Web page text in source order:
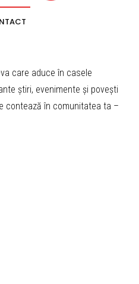
care aduce în casele
știri, evenimente și povești
contează în comunitatea ta –